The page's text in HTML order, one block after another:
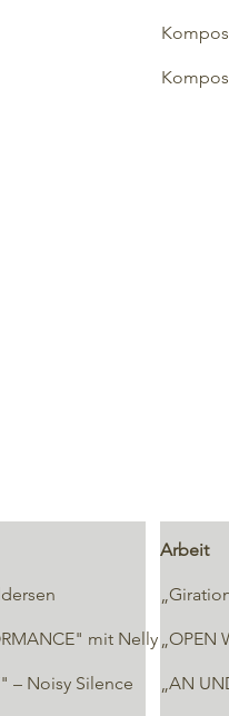
mit Nelly Boyd
– Noisy Silence
Arbeit
„OPEN
„AN